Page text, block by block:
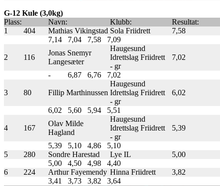
G-12 Kule (3,0kg)
Plass:
Navn: Klubb:
Resultat:
1
404 Mathias Vikingstad Sola Friidrett
7,58
7,14
7,04 7,58 7,09
2 116
Jonas Snemyr
Langesæter
Haugesund
Idrettslag Friidrett
- gr
7,02
- 6,87 6,76 7,02
3 80 Fillip Marthinussen
Haugesund
Idrettslag Friidrett
- gr
6,02
6,02 5,60 5,94 5,51
4 167
Olav Milde
Hagland
Haugesund
Idrettslag Friidrett
- gr
5,39
5,39 5,10 4,86
5,10
5
280 Sondre Harestad Lye IL
5,00
5,00
4,50 4,98
4,40
6
224 Arthur Fayemendy Hinna Friidrett
3,82
3,41
3,73 3,82
3,64